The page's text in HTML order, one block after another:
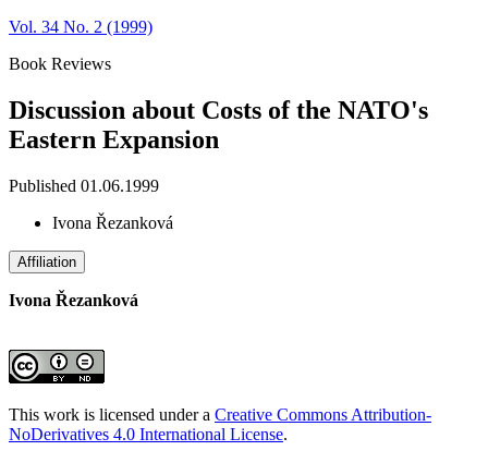
Vol. 34 No. 2 (1999)
Book Reviews
Discussion about Costs of the NATO's
Eastern Expansion
Published 01.06.1999
Ivona Řezanková
Affiliation
Ivona Řezanková
This work is licensed under a Creative Commons Attribution-
NoDerivatives 4.0 International License.